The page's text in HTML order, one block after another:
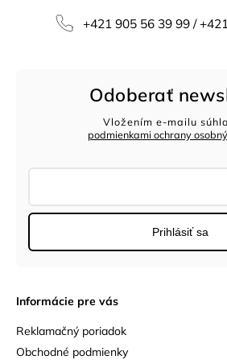
+421 905 56 39 99 /
Informácie pre vás
Reklamačný poriadok
Obchodné podmienky
Odoberať
Vložením e-mailu
podmienkami ochrany
Prihlásiť sa